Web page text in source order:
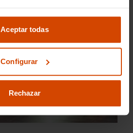
Aceptar todas
Configurar
Rechazar